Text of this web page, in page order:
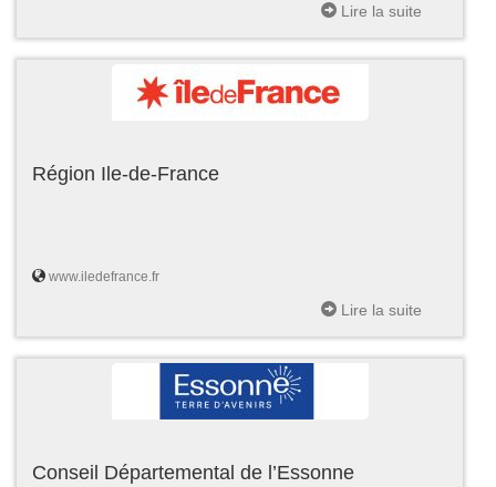
Lire la suite
Région Ile-de-France
www.iledefrance.fr
Lire la suite
Conseil Départemental de l’Essonne